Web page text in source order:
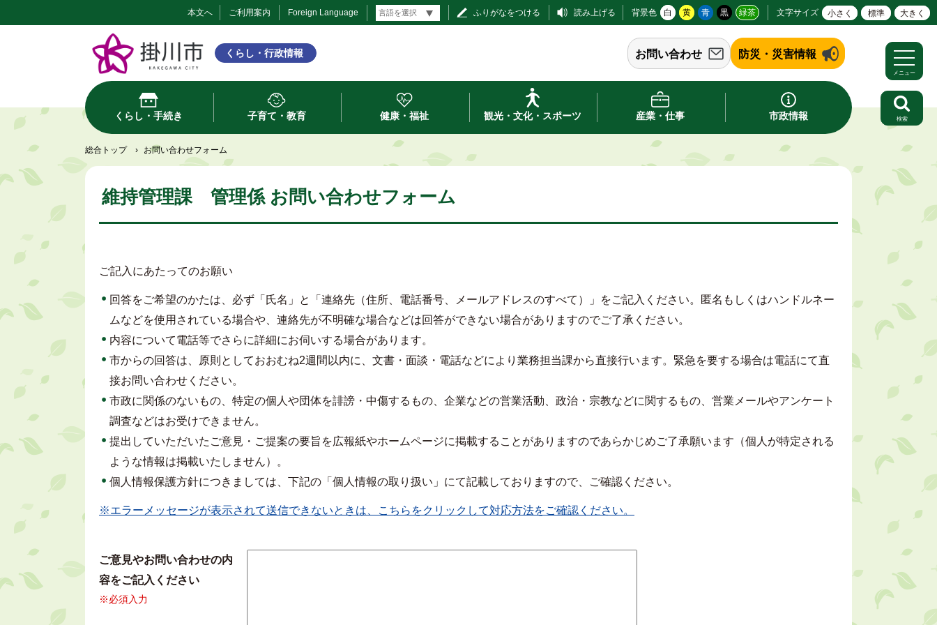
本文へ ご利用案内 Foreign Language ふりがなをつける 読み上げる 背景色 白 黄 青 黒 緑茶 文字サイズ 小さく 標準 大きく
くらし・行政情報 お問い合わせ 防災・災害情報
くらし・手続き 子育て・教育 健康・福祉 観光・文化・スポーツ 産業・仕事 市政情報
メニュー
検索
総合トップ › お問い合わせフォーム
維持管理課 管理係 お問い合わせフォーム
ご記入にあたってのお願い
回答をご希望のかたは、必ず「氏名」と「連絡先（住所、電話番号、メールアドレスのすべて）」をご記入ください。匿名もしくはハンドルネー
ムなどを使用されている場合や、連絡先が不明確な場合などは回答ができない場合がありますのでご了承ください。
内容について電話等でさらに詳細にお伺いする場合があります。
市からの回答は、原則としておおむね2週間以内に、文書・面談・電話などにより業務担当課から直接行います。緊急を要する場合は電話にて直
接お問い合わせください。
市政に関係のないもの、特定の個人や団体を誹謗・中傷するもの、企業などの営業活動、政治・宗教などに関するもの、営業メールやアンケート
調査などはお受けできません。
提出していただいたご意見・ご提案の要旨を広報紙やホームページに掲載することがありますのであらかじめご了承願います（個人が特定される
ような情報は掲載いたしません）。
個人情報保護方針につきましては、下記の「個人情報の取り扱い」にて記載しておりますので、ご確認ください。
※エラーメッセージが表示されて送信できないときは、こちらをクリックして対応方法をご確認ください。
ご意見やお問い合わせの内
容をご記入ください
※必須入力